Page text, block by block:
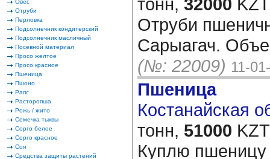
Овес
Отруби
Перловка
Подсолнечник кондитерский
Подсолнечник масличный
Посевной материал
Просо желтое
Просо красное
Пшеница
Пшоно
Рапс
Расторопша
Рожь / жито
Семечка тыквы
Сорго белое
Сорго красное
Соя
Средства защиты растений
Отруби
Сарыагач.
(№: 22009) 11-
Пшеница
Костанайская
тонн, 51000
Куплю пшеницу